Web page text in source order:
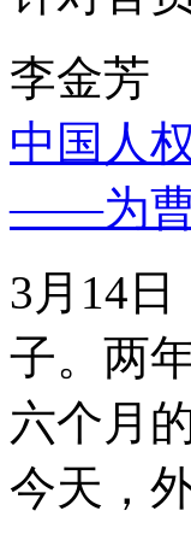
李金芳
中国人
——为曹
3月14
子。两
六个月
今天，